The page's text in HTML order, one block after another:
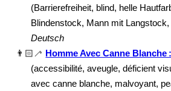
(Barrierefreiheit, blind, helle
Blindenstock, Mann mit
Deutsch
👨🏻‍🦯 Homme Avec Canne Blanche
(accessibilité, aveugle, déficient
avec canne blanche, malvoyant,